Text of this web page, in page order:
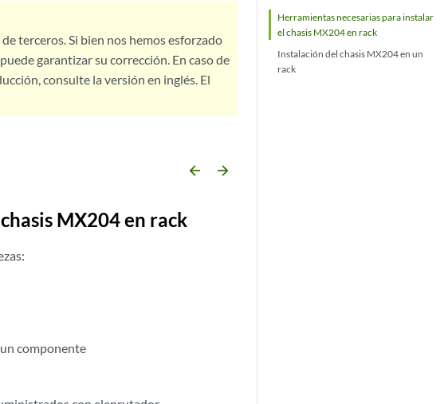
Herramientas necesarias para instalar
el chasis MX204 en rack
Instalación del chasis MX204 en un
rack
terceros. Si bien nos hemos esforzado
garantizar su corrección. En caso de
consulte la versión en inglés. El
arrow_backward arrow_forward
MX204 en rack
componente